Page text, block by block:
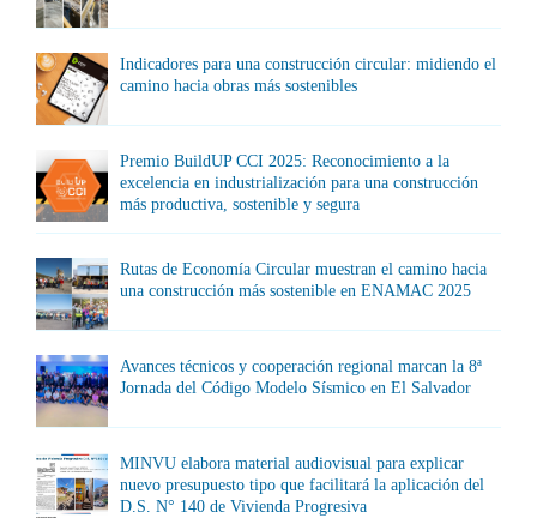
Indicadores para una construcción circular: midiendo el
camino hacia obras más sostenibles
Premio BuildUP CCI 2025: Reconocimiento a la
excelencia en industrialización para una construcción
más productiva, sostenible y segura
Rutas de Economía Circular muestran el camino hacia
una construcción más sostenible en ENAMAC 2025
Avances técnicos y cooperación regional marcan la 8ª
Jornada del Código Modelo Sísmico en El Salvador
MINVU elabora material audiovisual para explicar
nuevo presupuesto tipo que facilitará la aplicación del
D.S. N° 140 de Vivienda Progresiva